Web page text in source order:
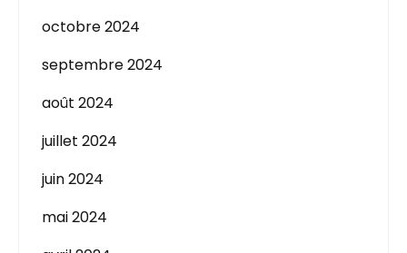
octobre 2024
septembre 2024
août 2024
juillet 2024
juin 2024
mai 2024